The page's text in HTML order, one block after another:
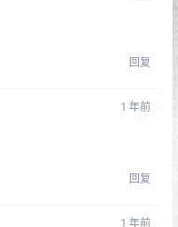
回复
1 年前
回复
1 年前